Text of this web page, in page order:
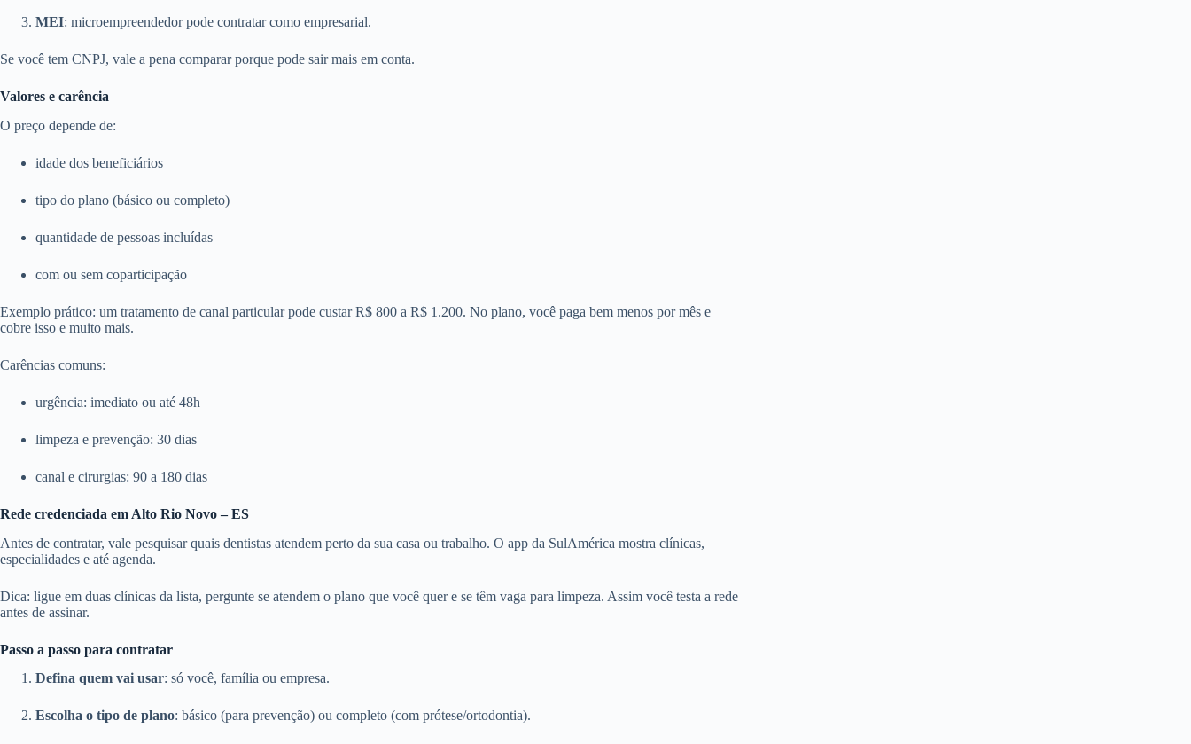
MEI: microempreendedor pode contratar como empresarial.
Se você tem CNPJ, vale a pena comparar porque pode sair mais em conta.
Valores e carência
O preço depende de:
idade dos beneficiários
tipo do plano (básico ou completo)
quantidade de pessoas incluídas
com ou sem coparticipação
Exemplo prático: um tratamento de canal particular pode custar R$ 800 a R$ 1.200. No plano, você paga bem menos por mês e
cobre isso e muito mais.
Carências comuns:
urgência: imediato ou até 48h
limpeza e prevenção: 30 dias
canal e cirurgias: 90 a 180 dias
Rede credenciada em Alto Rio Novo – ES
Antes de contratar, vale pesquisar quais dentistas atendem perto da sua casa ou trabalho. O app da SulAmérica mostra clínicas,
especialidades e até agenda.
Dica: ligue em duas clínicas da lista, pergunte se atendem o plano que você quer e se têm vaga para limpeza. Assim você testa a rede
antes de assinar.
Passo a passo para contratar
Defina quem vai usar: só você, família ou empresa.
Escolha o tipo de plano: básico (para prevenção) ou completo (com prótese/ortodontia).